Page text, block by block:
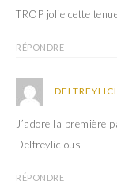
TROP jolie cette
RÉPONDRE
J’adore la première
Deltreylicious
RÉPONDRE